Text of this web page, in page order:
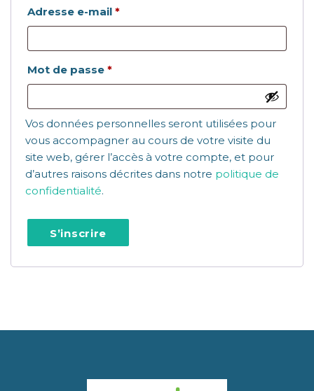
Adresse e-mail *
Mot de passe *
Vos données personnelles seront utilisées pour
vous accompagner au cours de votre visite du
site web, gérer l’accès à votre compte, et pour
d’autres raisons décrites dans notre politique de
confidentialité.
S’inscrire